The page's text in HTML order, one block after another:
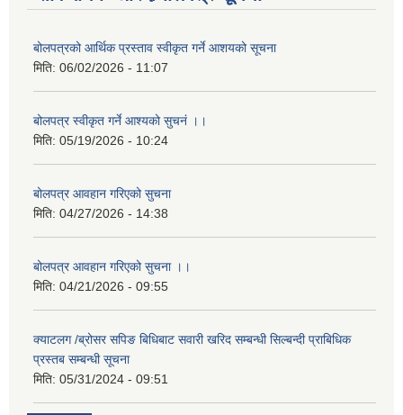
बोलपत्रको आर्थिक प्रस्ताव स्वीकृत गर्ने आशयको सूचना
मिति: 06/02/2026 - 11:07
बोलपत्र स्वीकृत गर्ने आश्यको सुचनं ।।
मिति: 05/19/2026 - 10:24
बोलपत्र आवहान गरिएको सुचना
मिति: 04/27/2026 - 14:38
बोलपत्र आवहान गरिएको सुचना ।।
मिति: 04/21/2026 - 09:55
क्याटलग /ब्रोसर सपिङ बिधिबाट सवारी खरिद सम्बन्धी सिल्बन्दी प्राबिधिक
प्रस्तब सम्बन्धी सूचना
मिति: 05/31/2024 - 09:51